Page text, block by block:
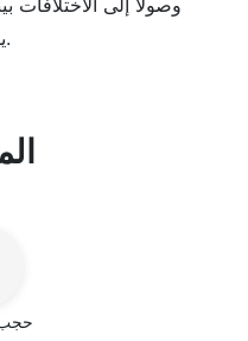
وصولًا إلى الاختلافات
يوتيوب.
حجب